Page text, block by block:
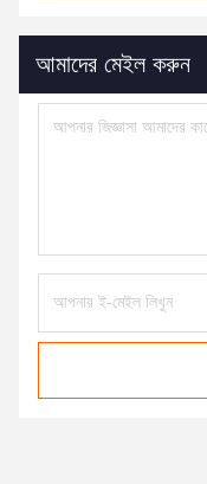
আমাদের মেইল ​​করুন